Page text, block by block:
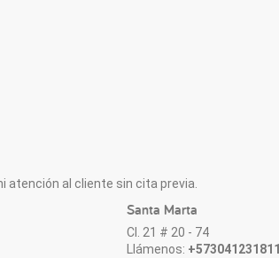
atención al cliente sin cita previa.
Santa Marta
Cl. 21 # 20 - 74
Llámenos: +573041231811